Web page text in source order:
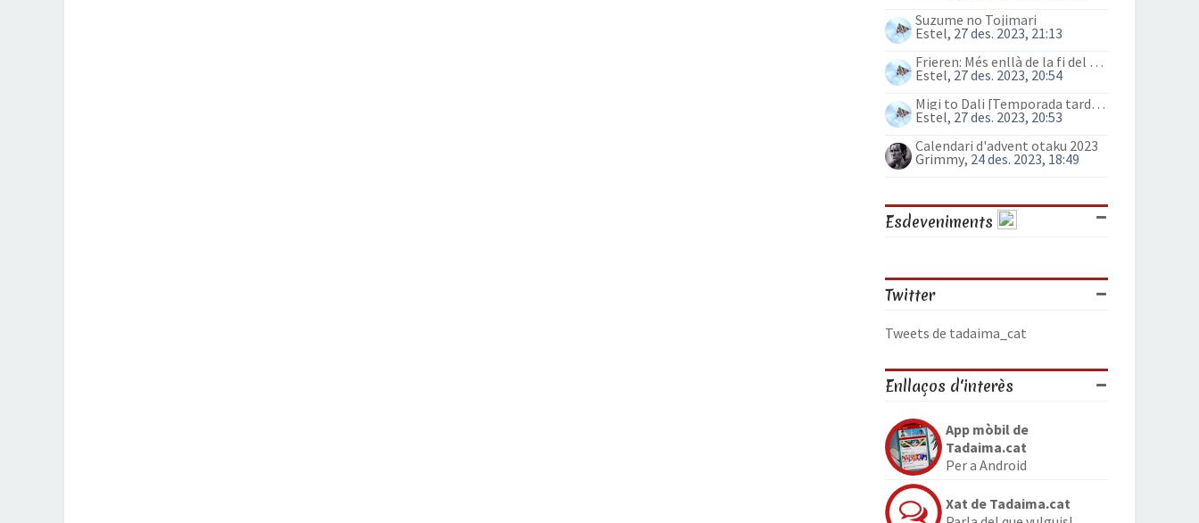
Suzume no Tojimari
Estel, 27 des. 2023, 21:13
Frieren: Més enllà de la fi del viatge (anime)
Estel, 27 des. 2023, 20:54
Migi to Dali [Temporada tardor 2023]
Estel, 27 des. 2023, 20:53
Calendari d'advent otaku 2023
Grimmy, 24 des. 2023, 18:49
Esdeveniments
Twitter
Tweets de tadaima_cat
Enllaços d'interès
App mòbil de
Tadaima.cat
Per a Android
Xat de Tadaima.cat